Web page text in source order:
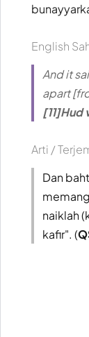
English
And it
apart
[11]Hud
Arti /
Dan
naiklah
kafir". (